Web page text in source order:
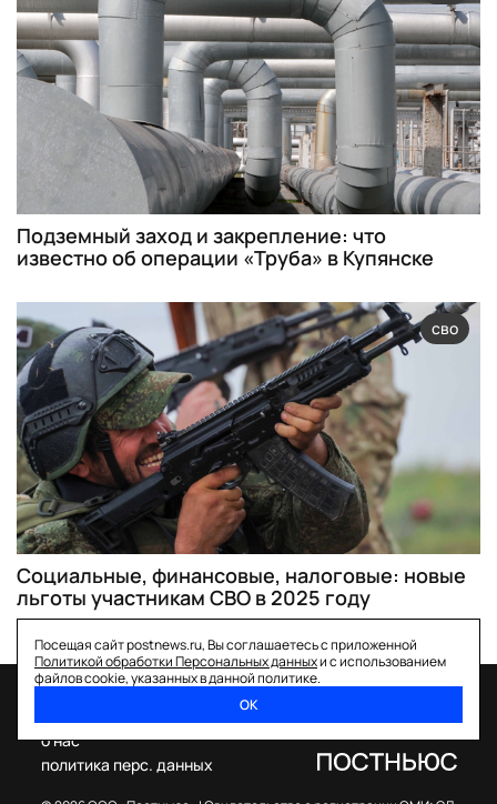
Подземный заход и закрепление: что
известно об операции «Труба» в Купянске
сво
Социальные, финансовые, налоговые: новые
льготы участникам СВО в 2025 году
Посещая сайт postnews.ru, Вы соглашаетесь с приложенной
Политикой обработки Персональных данныхи с использованием
файлов cookie, указанных в данной политике.
ОК
о нас
политика перс. данных